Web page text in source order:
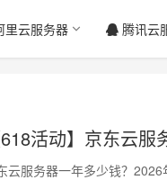
里云服务器 腾讯云
618活动】京东云
云服务器一年多少钱？2026